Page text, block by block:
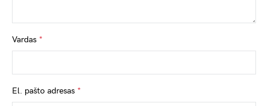
Vardas *
El. pašto adresas *